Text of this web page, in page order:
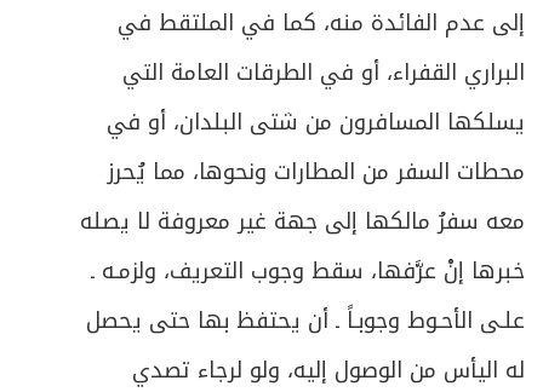
إلى عدم الفائدة منه، كما في الملتقط في
البراري القفراء، أو في الطرقات العامة التي
يسلكها المسافرون من شتى البلدان، أو في
محطات السفر من المطارات ونحوها، مما يُحرز
معه سفرُ مالكها إلى جهة غير معروفة لا يصله
خبرها إنْ عرَّفها، سقط وجوب التعريف، ولزمـه ـ
علـى الأحـوط وجوبـاً ـ أن يحتفظ بها حتى يحصل
له اليأس من الوصول إليه، ولو لرجاء تصدي